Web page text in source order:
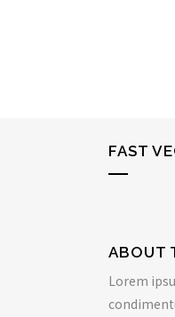
FAST
ABOUT
Lorem